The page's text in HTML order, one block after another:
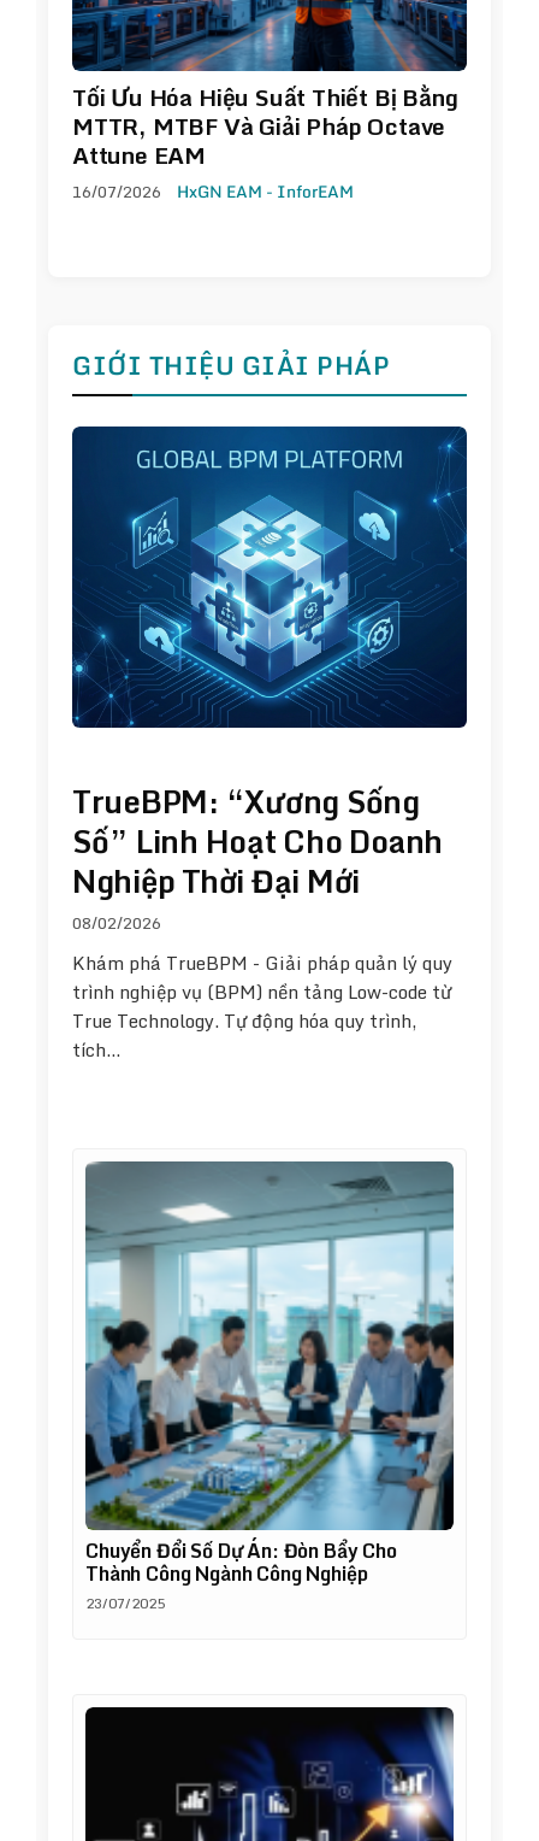
Tối Ưu Hóa Hiệu Suất Thiết Bị Bằng
MTTR, MTBF Và Giải Pháp Octave
Attune EAM
16/07/2026 HxGN EAM - InforEAM
GIỚI THIỆU GIẢI PHÁP
TrueBPM: “Xương Sống
Số” Linh Hoạt Cho Doanh
Nghiệp Thời Đại Mới
08/02/2026
Khám phá TrueBPM - Giải pháp quản lý quy
trình nghiệp vụ (BPM) nền tảng Low-code từ
True Technology. Tự động hóa quy trình,
tích…
Chuyển Đổi Số Dự Án: Đòn Bẩy Cho
Thành Công Ngành Công Nghiệp
23/07/2025